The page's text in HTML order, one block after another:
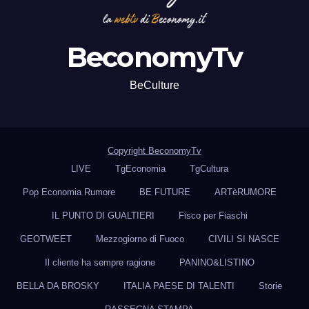
BeconomyTv
BeCulture
Copyright BeconomyTv
LIVE
TgEconomia TgCultura
Pop Economia Rumore BE FUTURE ARTèRUMORE
IL PUNTO DI GUALTIERI Fisco per Fiaschi
GEOTWEET Mezzogiorno di Fuoco CIVILI SI NASCE
Il cliente ha sempre ragione PANINO&LISTINO
BELLA DA BROSKY ITALIA PAESE DI TALENTI Storie